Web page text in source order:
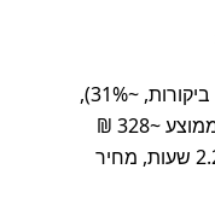
Air Europa – דירוג 5/5 (16 ביקורות, ~31%),
Iberia (~27%), זמן ממוצע 2.2 שעות, מחיר